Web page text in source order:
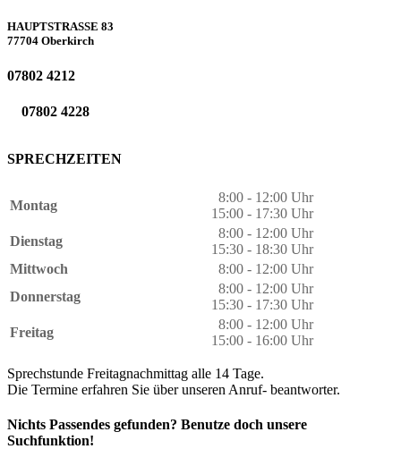
HAUPTSTRASSE 83
77704 Oberkirch
07802 4212
07802 4228
SPRECHZEITEN
Montag
8:00 - 12:00 Uhr
15:00 - 17:30 Uhr
Dienstag
8:00 - 12:00 Uhr
15:30 - 18:30 Uhr
Mittwoch
8:00 - 12:00 Uhr
Donnerstag
8:00 - 12:00 Uhr
15:30 - 17:30 Uhr
Freitag
8:00 - 12:00 Uhr
15:00 - 16:00 Uhr
Sprechstunde Freitagnachmittag alle 14 Tage.
Die Termine erfahren Sie über unseren Anruf- beantworter.
Nichts Passendes gefunden? Benutze doch unsere
Suchfunktion!